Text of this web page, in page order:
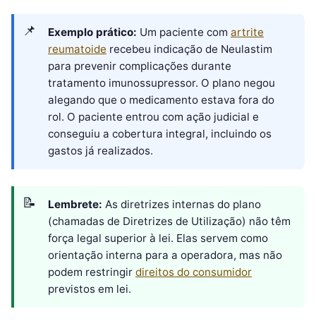
Exemplo prático: Um paciente com artrite
reumatoide recebeu indicação de Neulastim
para prevenir complicações durante
tratamento imunossupressor. O plano negou
alegando que o medicamento estava fora do
rol. O paciente entrou com ação judicial e
conseguiu a cobertura integral, incluindo os
gastos já realizados.
Lembrete: As diretrizes internas do plano
(chamadas de Diretrizes de Utilização) não têm
força legal superior à lei. Elas servem como
orientação interna para a operadora, mas não
podem restringir direitos do consumidor
previstos em lei.